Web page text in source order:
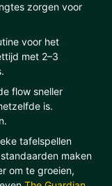
zorgen voor
voor het
met 2–3
flow sneller
is.
tafelspellen
maken
om te groeien,